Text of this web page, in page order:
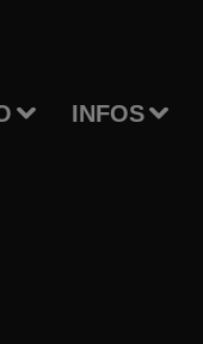
INFOS